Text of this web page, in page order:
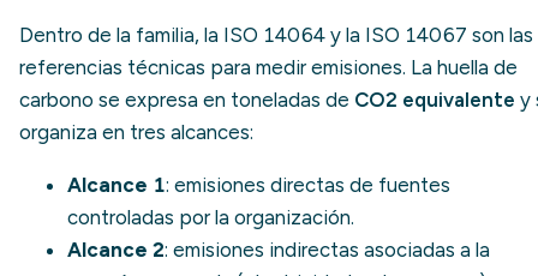
Dentro de la familia, la ISO 14064 y la ISO 14067 son las
referencias técnicas para medir emisiones. La huella de
carbono se expresa en toneladas de CO2 equivalente y
organiza en tres alcances:
Alcance 1: emisiones directas de fuentes
controladas por la organización.
Alcance 2: emisiones indirectas asociadas a la